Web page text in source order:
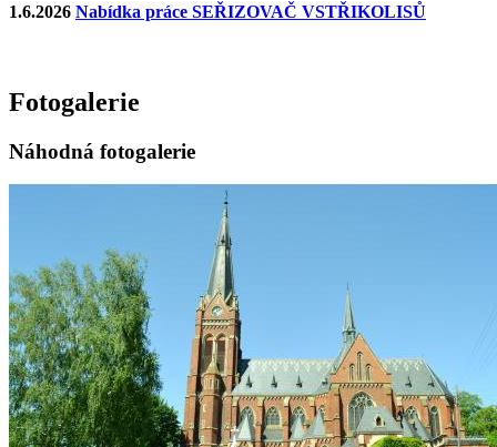
1.6.2026 Nabídka práce SEŘIZOVAČ VSTŘIKOLISŮ
Fotogalerie
Náhodná fotogalerie